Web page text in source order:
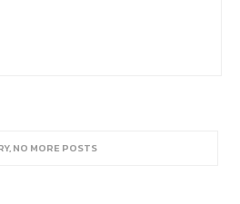
NO MORE POSTS